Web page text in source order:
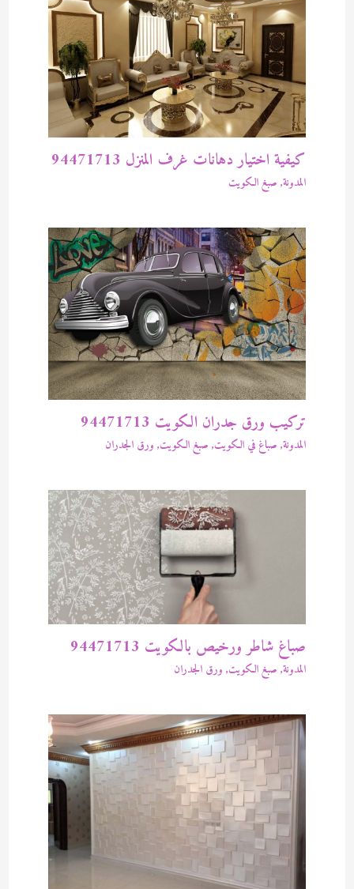
كيفية اختيار دهانات غرف المنزل 94471713
المدونة, صبغ الكويت
تركيب ورق جدران الكويت 94471713
المدونة, صباغ في الكويت, صبغ الكويت, ورق الجدران
صباغ شاطر ورخيص بالكويت 94471713
المدونة, صبغ الكويت, ورق الجدران